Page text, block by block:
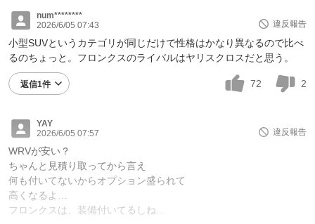
num********
2026/6/05 07:43
違反報告
小型SUVというカテゴリが同じだけで性格はかなり異なるので比べ
るのちょっと。フロンクスのライバルはヤリスクロスだと思う。
返信1件 72 2
YAY
2026/6/05 07:57
違反報告
WRVが安い？
ちゃんと見積り取ってから言え
何も付いてないからオプション盛られて
高くなるよ…
フロンクスは、装備付いてるしね…